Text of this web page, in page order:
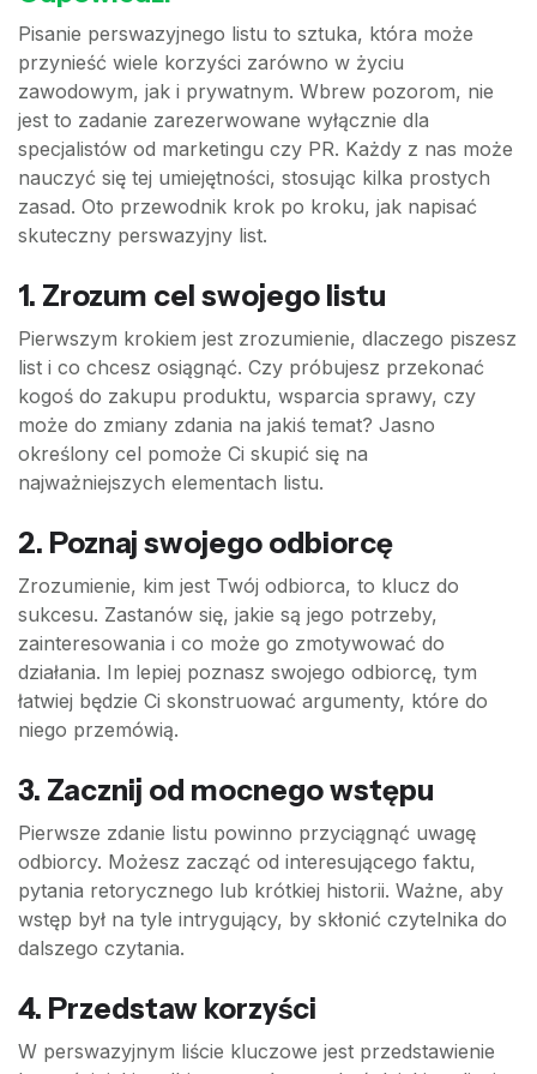
Pisanie perswazyjnego listu to sztuka, która może
przynieść wiele korzyści zarówno w życiu
zawodowym, jak i prywatnym. Wbrew pozorom, nie
jest to zadanie zarezerwowane wyłącznie dla
specjalistów od marketingu czy PR. Każdy z nas może
nauczyć się tej umiejętności, stosując kilka prostych
zasad. Oto przewodnik krok po kroku, jak napisać
skuteczny perswazyjny list.
1. Zrozum cel swojego listu
Pierwszym krokiem jest zrozumienie, dlaczego piszesz
list i co chcesz osiągnąć. Czy próbujesz przekonać
kogoś do zakupu produktu, wsparcia sprawy, czy
może do zmiany zdania na jakiś temat? Jasno
określony cel pomoże Ci skupić się na
najważniejszych elementach listu.
2. Poznaj swojego odbiorcę
Zrozumienie, kim jest Twój odbiorca, to klucz do
sukcesu. Zastanów się, jakie są jego potrzeby,
zainteresowania i co może go zmotywować do
działania. Im lepiej poznasz swojego odbiorcę, tym
łatwiej będzie Ci skonstruować argumenty, które do
niego przemówią.
3. Zacznij od mocnego wstępu
Pierwsze zdanie listu powinno przyciągnąć uwagę
odbiorcy. Możesz zacząć od interesującego faktu,
pytania retorycznego lub krótkiej historii. Ważne, aby
wstęp był na tyle intrygujący, by skłonić czytelnika do
dalszego czytania.
4. Przedstaw korzyści
W perswazyjnym liście kluczowe jest przedstawienie